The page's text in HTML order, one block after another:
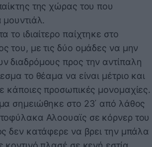
της χώρας του που
μουντιάλ.
το ιδιαίτερο παίχτηκε στο
του, με τις δύο ομάδες να μην
διαδρόμους προς την αντίπαλη
το θέαμα να είναι μέτριο και
κάποιες προσωπικές μονομαχίες.
σημειώθηκε στο 23΄ από λάθος
Αλοουαϊς σε κόρνερ του
δεν κατάφερε να βρει την μπάλα